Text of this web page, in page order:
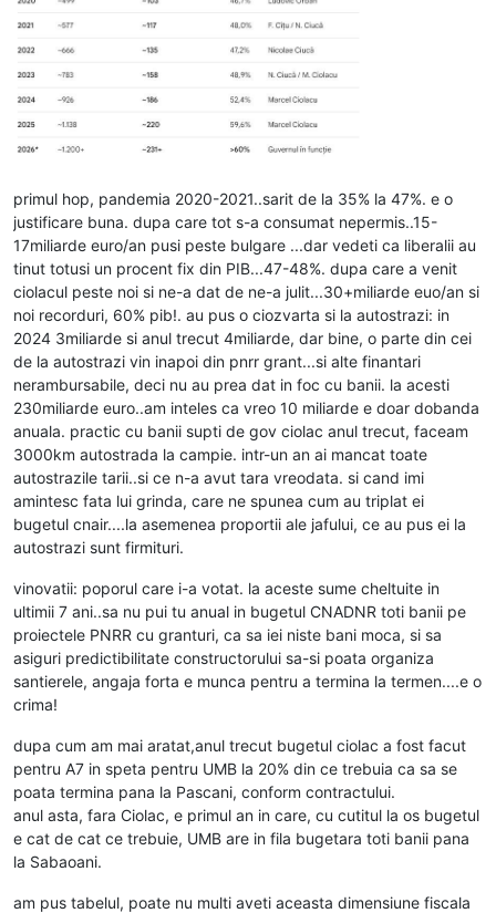
primul hop, pandemia 2020-2021..sarit de la 35% la 47%. e o
justificare buna. dupa care tot s-a consumat nepermis..15-
17miliarde euro/an pusi peste bulgare ...dar vedeti ca liberalii au
tinut totusi un procent fix din PIB...47-48%. dupa care a venit
ciolacul peste noi si ne-a dat de ne-a julit...30+miliarde euo/an si
noi recorduri, 60% pib!. au pus o ciozvarta si la autostrazi: in
2024 3miliarde si anul trecut 4miliarde, dar bine, o parte din cei
de la autostrazi vin inapoi din pnrr grant...si alte finantari
nerambursabile, deci nu au prea dat in foc cu banii. la acesti
230miliarde euro..am inteles ca vreo 10 miliarde e doar dobanda
anuala. practic cu banii supti de gov ciolac anul trecut, faceam
3000km autostrada la campie. intr-un an ai mancat toate
autostrazile tarii..si ce n-a avut tara vreodata. si cand imi
amintesc fata lui grinda, care ne spunea cum au triplat ei
bugetul cnair....la asemenea proportii ale jafului, ce au pus ei la
autostrazi sunt firmituri.
vinovatii: poporul care i-a votat. la aceste sume cheltuite in
ultimii 7 ani..sa nu pui tu anual in bugetul CNADNR toti banii pe
proiectele PNRR cu granturi, ca sa iei niste bani moca, si sa
asiguri predictibilitate constructorului sa-si poata organiza
santierele, angaja forta e munca pentru a termina la termen....e o
crima!
dupa cum am mai aratat,anul trecut bugetul ciolac a fost facut
pentru A7 in speta pentru UMB la 20% din ce trebuia ca sa se
poata termina pana la Pascani, conform contractului.
anul asta, fara Ciolac, e primul an in care, cu cutitul la os bugetul
e cat de cat ce trebuie, UMB are in fila bugetara toti banii pana
la Sabaoani.
am pus tabelul, poate nu multi aveti aceasta dimensiune fiscala